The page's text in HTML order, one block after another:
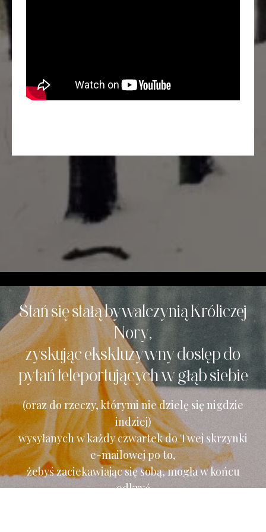
Stań się stałą bywalczynią Króliczej
Nory,
zyskując ekskluzywny dostęp do
pytań teleportujących w głąb siebie
(oraz do rzeczy, którymi nie dzielę się nigdzie
indziej)
wysyłanych w każdy czwartek do Twej skrzynki
e-mailowej po to,
żebyś zaciekawiając się sobą, mogła w końcu
odkryć